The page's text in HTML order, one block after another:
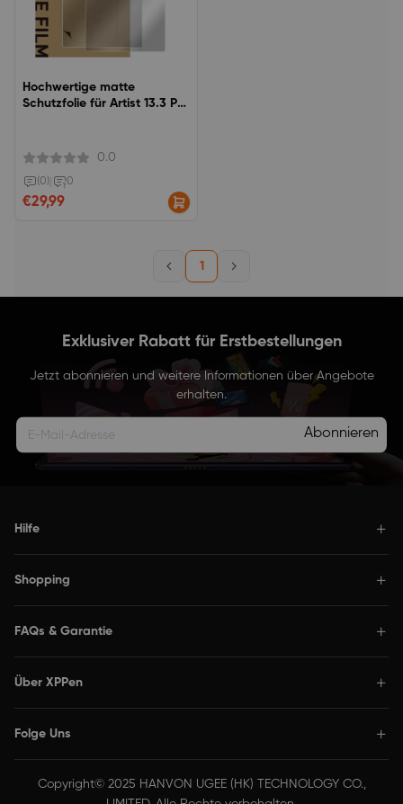
Hochwertige matte
Schutzfolie für Artist 13.3 Pro
0.0
(0) 0
€29,99
1
Exklusiver Rabatt für Erstbestellungen
Jetzt abonnieren und weitere Informationen über Angebote
erhalten.
Abonnieren
Hilfe
Shopping
FAQs & Garantie
Über XPPen
Folge Uns
Copyright© 2025 HANVON UGEE (HK) TECHNOLOGY CO.,